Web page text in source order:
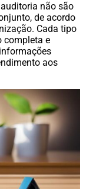
não são
de acordo
Cada tipo
completa e
aos